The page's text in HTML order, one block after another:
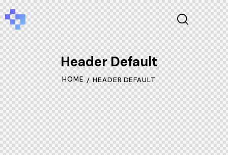
Header Default
HOME HEADER DEFAULT